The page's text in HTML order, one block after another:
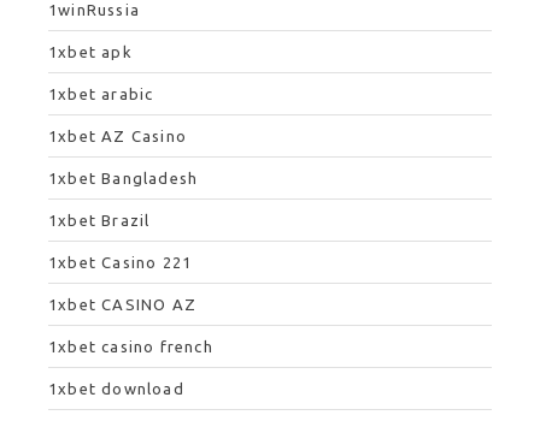
1winRussia
1xbet apk
1xbet arabic
1xbet AZ Casino
1xbet Bangladesh
1xbet Brazil
1xbet Casino 221
1xbet CASINO AZ
1xbet casino french
1xbet download